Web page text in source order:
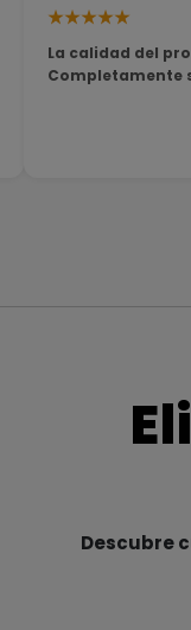
★★★★★
La calidad del
Completamente
Descubre